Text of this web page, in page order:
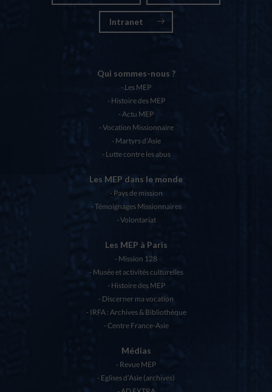
Intranet
Qui sommes-nous ?
Les MEP
Histoire des MEP
Actu MEP
Vocation Missionnaire
Martyrs d’Asie
Lutte contre les abus
Les MEP dans le monde
Pays de mission
Témoignages Missionnaires
Volontariat
Les MEP à Paris
Mission 128
Musée et activités culturelles
Histoire des MEP
Discerner ma vocation
IRFA : Archives & Bibliothèque
Centre France-Asie
Médias
Revue MEP
Eglises d’Asie (archives)